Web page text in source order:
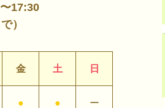
17:30
）
金 土 日
● ● ー